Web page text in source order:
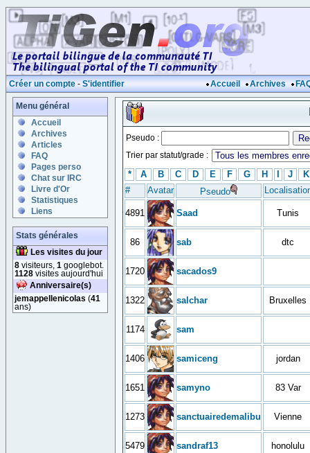
Créer un compte - S'identifier Accueil Archives
Menu général
Accueil
Archives
Articles
FAQ
Pages perso
Chat sur IRC
Livre d'Or
Statistiques
Liens
Stats générales
Les visites du jour
8 visiteurs, 1 googlebot.
1128 visites aujourd'hui
Anniversaire(s)
jemappellenicolas (41
ans)
Pseudo :
Trier par statut/grade :
* A B C D E F G H J
K
#
Avatar Pseudo
4891 Saad Tunis
86 sab dtc
1720 sacados9
1322 salchar Bruxelles
1174 sam
1406 samiceng jordan
1651 samyno 83 Var
1273 sanctuairedemalibu Vienne
5479 sandraf13 honolulu